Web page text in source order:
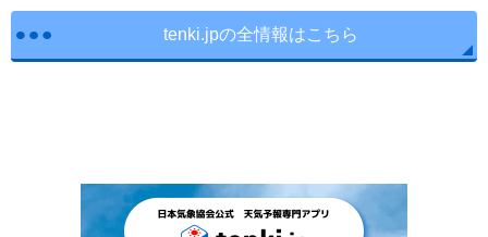
tenki.jpの全情報はこちら